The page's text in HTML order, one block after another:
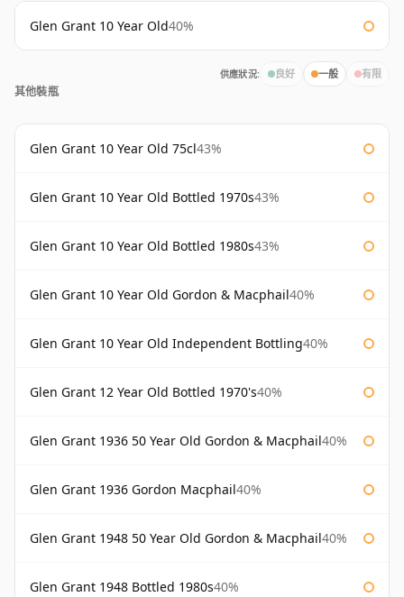
Glen Grant 10 Year Old40%
供應狀況: 良好 一般 有限
其他裝瓶
Glen Grant 10 Year Old 75cl43%
Glen Grant 10 Year Old Bottled 1970s43%
Glen Grant 10 Year Old Bottled 1980s43%
Glen Grant 10 Year Old Gordon & Macphail40%
Glen Grant 10 Year Old Independent Bottling40%
Glen Grant 12 Year Old Bottled 1970's40%
Glen Grant 1936 50 Year Old Gordon & Macphail40%
Glen Grant 1936 Gordon Macphail40%
Glen Grant 1948 50 Year Old Gordon & Macphail40%
Glen Grant 1948 Bottled 1980s40%